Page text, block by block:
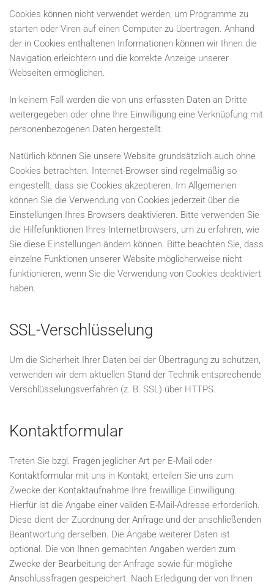
Cookies können nicht verwendet werden, um Programme zu
starten oder Viren auf einen Computer zu übertragen. Anhand
der in Cookies enthaltenen Informationen können wir Ihnen die
Navigation erleichtern und die korrekte Anzeige unserer
Webseiten ermöglichen.
In keinem Fall werden die von uns erfassten Daten an Dritte
weitergegeben oder ohne Ihre Einwilligung eine Verknüpfung mit
personenbezogenen Daten hergestellt.
Natürlich können Sie unsere Website grundsätzlich auch ohne
Cookies betrachten. Internet-Browser sind regelmäßig so
eingestellt, dass sie Cookies akzeptieren. Im Allgemeinen
können Sie die Verwendung von Cookies jederzeit über die
Einstellungen Ihres Browsers deaktivieren. Bitte verwenden Sie
die Hilfefunktionen Ihres Internetbrowsers, um zu erfahren, wie
Sie diese Einstellungen ändern können. Bitte beachten Sie, dass
einzelne Funktionen unserer Website möglicherweise nicht
funktionieren, wenn Sie die Verwendung von Cookies deaktiviert
haben.
SSL-Verschlüsselung
Um die Sicherheit Ihrer Daten bei der Übertragung zu schützen,
verwenden wir dem aktuellen Stand der Technik entsprechende
Verschlüsselungsverfahren (z. B. SSL) über HTTPS.
Kontaktformular
Treten Sie bzgl. Fragen jeglicher Art per E-Mail oder
Kontaktformular mit uns in Kontakt, erteilen Sie uns zum
Zwecke der Kontaktaufnahme Ihre freiwillige Einwilligung.
Hierfür ist die Angabe einer validen E-Mail-Adresse erforderlich.
Diese dient der Zuordnung der Anfrage und der anschließenden
Beantwortung derselben. Die Angabe weiterer Daten ist
optional. Die von Ihnen gemachten Angaben werden zum
Zwecke der Bearbeitung der Anfrage sowie für mögliche
Anschlussfragen gespeichert. Nach Erledigung der von Ihnen